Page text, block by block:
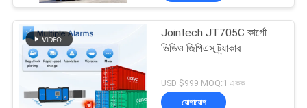
Jointech JT705C কার্গো
ভিডিও জিপিএস ট্র্যাকার
USD $999 MOQ:1 একক
যোগাযোগ